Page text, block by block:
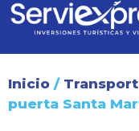
Inicio /
puerta Santa